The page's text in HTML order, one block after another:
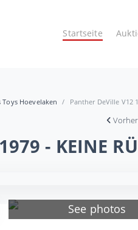
Startseite
Toys Hoevelaken Panther DeVille V12
- KEINE
See photos